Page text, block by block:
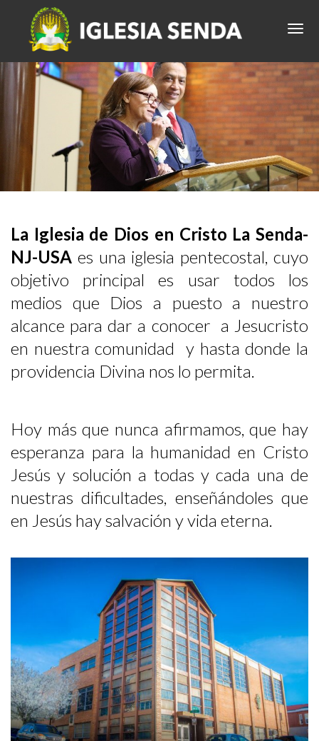
La Iglesia de Dios en Cristo La Senda-
NJ-USA es una iglesia pentecostal, cuyo
objetivo principal es usar todos los
medios que Dios a puesto a nuestro
alcance para dar a conocer a Jesucristo
en nuestra comunidad y hasta donde la
providencia Divina nos lo permita.
Hoy más que nunca afirmamos, que hay
esperanza para la humanidad en Cristo
Jesús y solución a todas y cada una de
nuestras dificultades, enseñándoles que
en Jesús hay salvación y vida eterna.